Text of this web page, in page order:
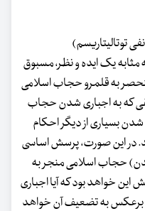
توتالیتاریسم)
مثابه یک ایده و نظر، مسبوق
به قلمرو حجاب اسلامی
که به اجباری شدن حجاب
شدن بسیاری از دیگر احکام
در این صورت، پرسش اساسی
حجاب اسلامی منجر به
خواهد بود که آیا اجباری
برعکس به تضعیف آن خواهد